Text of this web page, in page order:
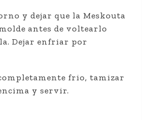
y dejar que la Meskouta
antes de voltearlo
Dejar enfriar por
frio, tamizar
y servir.